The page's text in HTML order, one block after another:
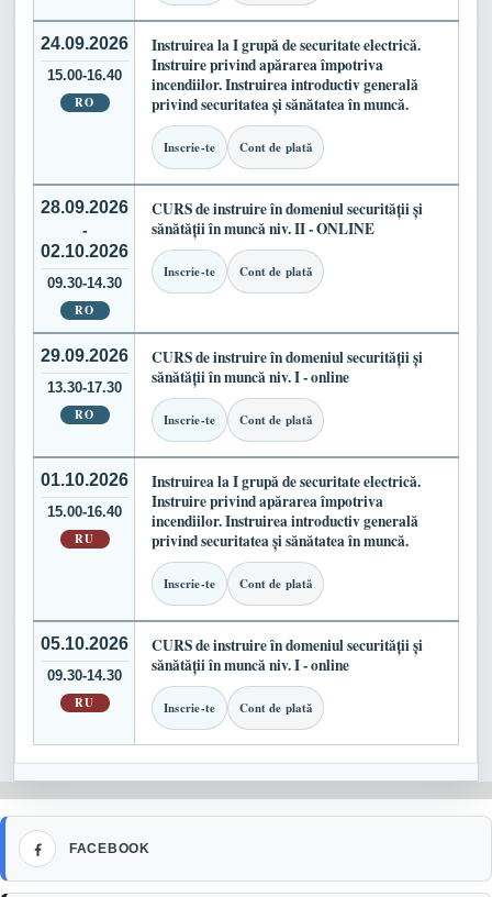
24.09.2026
15.00-16.40
RO
Instruirea la I grupă de securitate electrică.
Instruire privind apărarea împotriva
incendiilor. Instruirea introductiv generală
privind securitatea și sănătatea în muncă.
Inscrie-te Cont de plată
28.09.2026
-
02.10.2026
09.30-14.30
RO
CURS de instruire în domeniul securității și
sănătății în muncă niv. II - ONLINE
Inscrie-te Cont de plată
29.09.2026
13.30-17.30
RO
CURS de instruire în domeniul securității și
sănătății în muncă niv. I - online
Inscrie-te Cont de plată
01.10.2026
15.00-16.40
RU
Instruirea la I grupă de securitate electrică.
Instruire privind apărarea împotriva
incendiilor. Instruirea introductiv generală
privind securitatea și sănătatea în muncă.
Inscrie-te Cont de plată
05.10.2026
09.30-14.30
RU
CURS de instruire în domeniul securității și
sănătății în muncă niv. I - online
Inscrie-te Cont de plată
FACEBOOK
Facebook